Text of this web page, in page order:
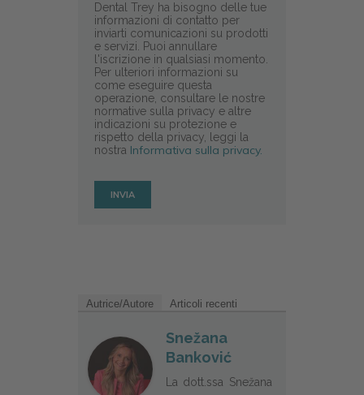
Dental Trey ha bisogno delle tue
informazioni di contatto per
inviarti comunicazioni su prodotti
e servizi. Puoi annullare
l'iscrizione in qualsiasi momento.
Per ulteriori informazioni su
come eseguire questa
operazione, consultare le nostre
normative sulla privacy e altre
indicazioni su protezione e
rispetto della privacy, leggi la
nostra Informativa sulla privacy.
Autrice/Autore Articoli recenti
Snežana
Banković
La dott.ssa Snežana